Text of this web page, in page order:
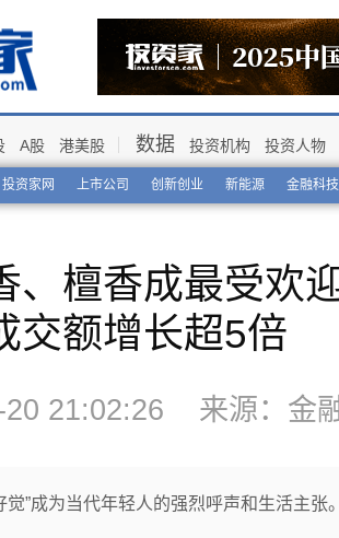
投资家网 上市公司 创新创业 新能源 金融科技
A股 港美股 数据 投资机构 投资人物
、檀香成最受欢
交额增长超5倍
20 21:02:26 来源：
觉”成为当代年轻人的强烈呼声和生活主张